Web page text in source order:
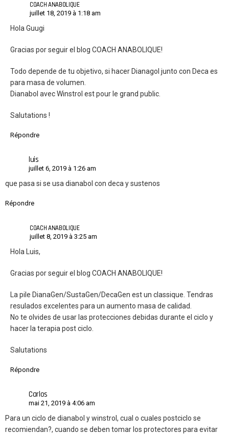
COACH ANABOLIQUE
juillet 18, 2019 à 1:18 am
Hola Guugi
Gracias por seguir el blog COACH ANABOLIQUE!
Todo depende de tu objetivo, si hacer Dianagol junto con Deca es
para masa de volumen.
Dianabol avec Winstrol est pour le grand public.
Salutations !
Répondre
luis
juillet 6, 2019 à 1:26 am
que pasa si se usa dianabol con deca y sustenos
Répondre
COACH ANABOLIQUE
juillet 8, 2019 à 3:25 am
Hola Luis,
Gracias por seguir el blog COACH ANABOLIQUE!
La pile DianaGen/SustaGen/DecaGen est un classique. Tendras
resulados excelentes para un aumento masa de calidad.
No te olvides de usar las protecciones debidas durante el ciclo y
hacer la terapia post ciclo.
Salutations
Répondre
Carlos
mai 21, 2019 à 4:06 am
Para un ciclo de dianabol y winstrol, cual o cuales postciclo se
recomiendan?, cuando se deben tomar los protectores para evitar